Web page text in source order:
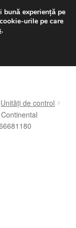
6816
Unități de control
experiență pe
urile pe care
.